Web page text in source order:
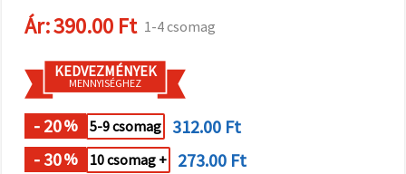
sütit, vagy
megadhatja
preferenciáit
az adott
kiválasztásával
és a
"Mentés"
gombra
Ár:390.00 Ft 1-4 csomag
KEDVEZMÉNYEK
MENNYISÉGHEZ
- 20% 5-9 csomag
312.00 Ft
- 30% 10 csomag + 273.00 Ft